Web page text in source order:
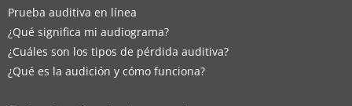
Prueba auditiva en línea
¿Qué significa mi audiograma?
¿Cuáles son los tipos de pérdida auditiva?
¿Qué es la audición y cómo funciona?